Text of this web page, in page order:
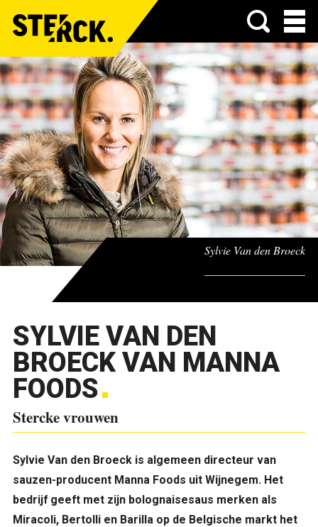
Menu
Sylvie Van den Broeck
SYLVIE VAN DEN
BROECK VAN MANNA
FOODS
Stercke vrouwen
Sylvie Van den Broeck is algemeen directeur van
sauzen-producent Manna Foods uit Wijnegem. Het
bedrijf geeft met zijn bolognaisesaus merken als
Miracoli, Bertolli en Barilla op de Belgische markt het